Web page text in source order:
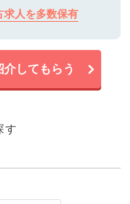
求人を多数保有
してもらう
す